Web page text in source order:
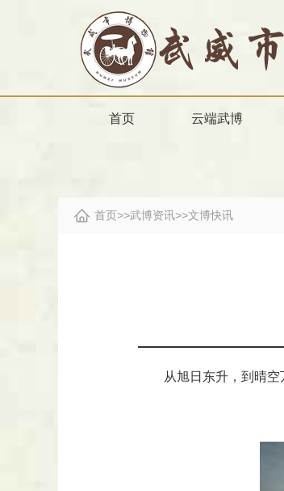
首页 云端武博
首页>>武博资讯>>文博快讯
从旭日东升，到晴